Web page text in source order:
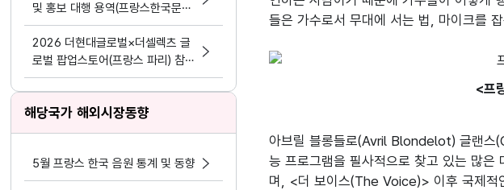
및 홍보 대행 용역(프랑스한국문화
원)
2026 더현대글로벌×더셀렉츠 글
로벌 팝업스토어(프랑스 파리) 참가
사 모집
해당국가 해외시장동향
5월 프랑스 한국 음원 통계 및 동향
들은 가수로서 무대에 서는 법, 마이크를
<프
아브릴 블롱들로(Avril Blondelot) 글랜스
능 프로그램을 필사적으로 찾고 있는 많
며, <더 보이스(The Voice)> 이후 국제적